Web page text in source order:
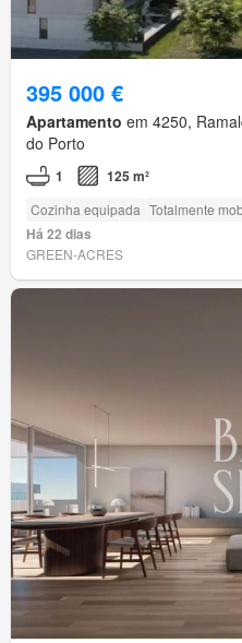
395 000 €
Apartamento em 4250,
do Porto
1 125 m²
Cozinha equipada Totalmente
Há 22 dias
GREEN-ACRES